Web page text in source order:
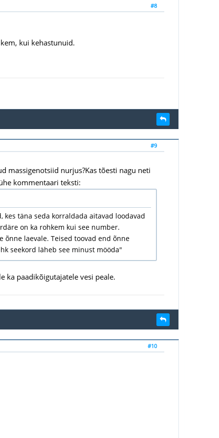
#8
kui kehastunuid.
#9
massigenotsiid nurjus?Kas tõesti nagu neti
kommentaari teksti:
kes täna seda korraldada aitavad loodavad
on ka rohkem kui see number.
õnne laevale. Teised toovad end õnne
seekord läheb see minust mööda"
ka paadikõigutajatele vesi peale.
#10